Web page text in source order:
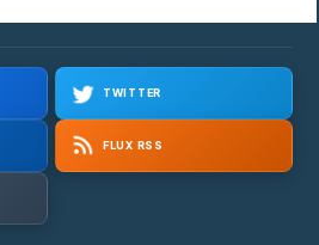
TWITTER
FLUX RSS